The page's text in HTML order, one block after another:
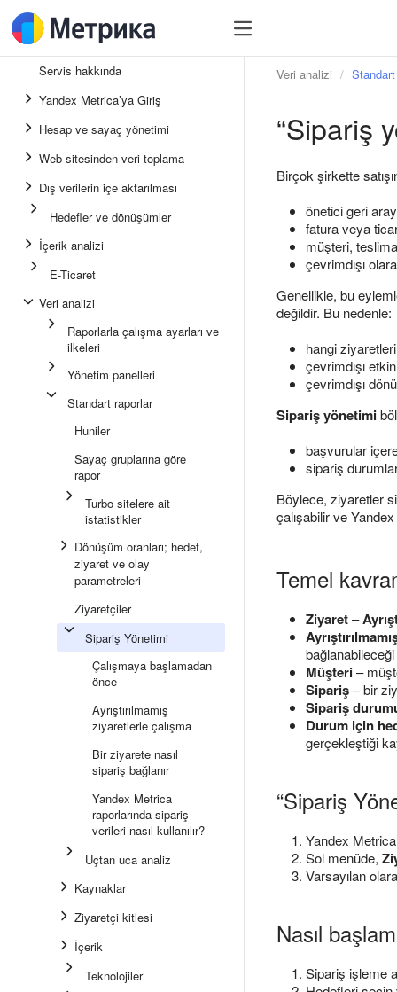
Servis hakkında
Yandex Metrica’ya Giriş
Hesap ve sayaç yönetimi
Web sitesinden veri toplama
Dış verilerin içe aktarılması
Hedefler ve dönüşümler
İçerik analizi
E-Ticaret
Veri analizi
Raporlarla çalışma ayarları ve
ilkeleri
Yönetim panelleri
Standart raporlar
Huniler
Sayaç gruplarına göre
rapor
Turbo sitelere ait
istatistikler
Dönüşüm oranları; hedef,
ziyaret ve olay
parametreleri
Ziyaretçiler
Sipariş Yönetimi
Çalışmaya başlamadan
önce
Ayrıştırılmamış
ziyaretlerle çalışma
Bir ziyarete nasıl
sipariş bağlanır
Yandex Metrica
raporlarında sipariş
verileri nasıl kullanılır?
Uçtan uca analiz
Kaynaklar
Ziyaretçi kitlesi
İçerik
Teknolojiler
Veri analizi
“Sipariş
Birçok şirkette
önetici geri
fatura veya
müşteri,
çevrimdışı
Genellikle, bu
değildir. Bu nedenle:
hangi
çevrimdışı
çevrimdışı
Sipariş yönetimi
başvurular
sipariş
Böylece, ziyaretler
çalışabilir ve
Temel
Ziyaret–
Müşteri–
Sipariş– bir
Sipariş
Durum için
gerçekleştiği
“Sipariş
Yandex Metrica
Sol menüde,
Varsayılan
Nasıl
Sipariş işleme